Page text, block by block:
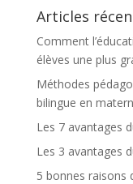
Articles
Comment
élèves une plus
Méthodes
bilingue en
Les 7 avantages
Les 3 avantages
5 bonnes raisons